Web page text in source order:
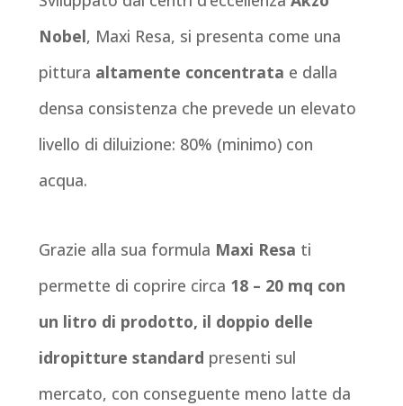
Nobel, Maxi Resa, si presenta come una
pittura altamente concentrata e dalla
densa consistenza che prevede un elevato
livello di diluizione: 80% (minimo) con
acqua.
Grazie alla sua formula Maxi Resa ti
permette di coprire circa 18 – 20 mq con
un litro di prodotto, il doppio delle
idropitture standard presenti sul
mercato, con conseguente meno latte da